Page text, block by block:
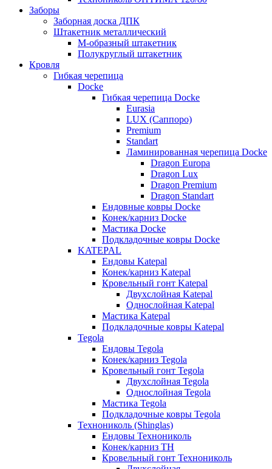
Заборы
Заборная доска ДПК
Штакетник металлический
М-образный штакетник
Полукруглый штакетник
Кровля
Гибкая черепица
Docke
Гибкая черепица Docke
Eurasia
LUX (Саппоро)
Premium
Standart
Ламинированная черепица Docke
Dragon Europa
Dragon Lux
Dragon Premium
Dragon Standart
Ендовные ковры Docke
Конек/карниз Docke
Мастика Docke
Подкладочные ковры Docke
KATEPAL
Ендовы Katepal
Конек/карниз Katepal
Кровельный гонт Katepal
Двухслойная Katepal
Однослойная Katepal
Мастика Katepal
Подкладочные ковры Katepal
Tegola
Ендовы Tegola
Конек/карниз Tegola
Кровельный гонт Tegola
Двухслойная Tegola
Однослойная Tegola
Мастика Tegola
Подкладочные ковры Tegola
Технониколь (Shinglas)
Ендовы Технониколь
Конек/карниз ТН
Кровельный гонт Технониколь